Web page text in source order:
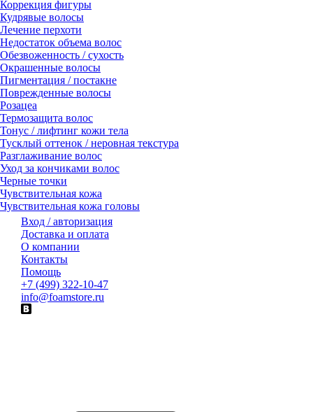
Коррекция фигуры
Кудрявые волосы
Лечение перхоти
Недостаток объема волос
Обезвоженность / сухость
Окрашенные волосы
Пигментация / постакне
Поврежденные волосы
Розацеа
Термозащита волос
Тонус / лифтинг кожи тела
Тусклый оттенок / неровная текстура
Разглаживание волос
Уход за кончиками волос
Черные точки
Чувствительная кожа
Чувствительная кожа головы
Вход / авторизация
Доставка и оплата
О компании
Контакты
Помощь
+7 (499) 322-10-47
info@foamstore.ru